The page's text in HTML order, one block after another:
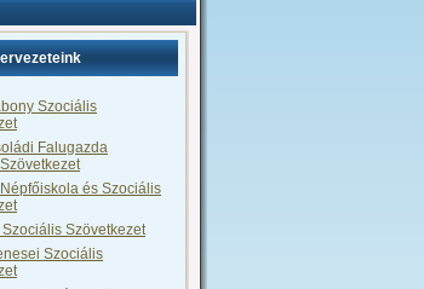
Szociális
Falugazda
és Szociális
Szociális Szövetkezet
Szociális